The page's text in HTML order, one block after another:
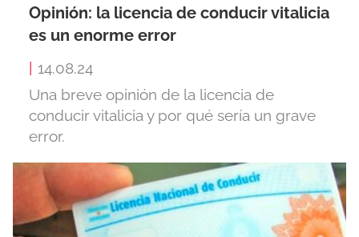
Opinión: la licencia de conducir vitalicia
es un enorme error
14.08.24
Una breve opinión de la licencia de
conducir vitalicia y por qué sería un grave
error.